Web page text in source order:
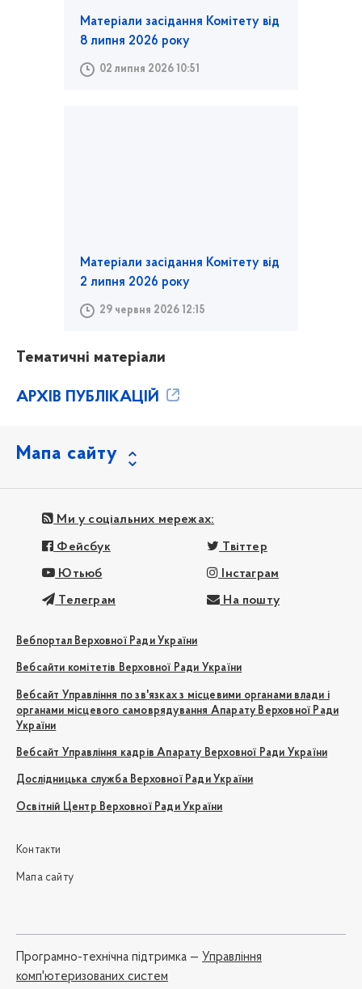
Матеріали засідання Комітету від
8 липня 2026 року
02 липня 2026 10:51
Матеріали засідання Комітету від
2 липня 2026 року
29 червня 2026 12:15
Тематичні матеріали
АРХІВ ПУБЛІКАЦІЙ
Мапа сайту
Ми у соціальних мережах:
Фейсбук Твіттер
Ютьюб Інстаграм
Телеграм На пошту
Вебпортал Верховної Ради України
Вебсайти комітетів Верховної Ради України
Вебсайт Управління по зв'язках з місцевими органами влади і
органами місцевого самоврядування Апарату Верховної Ради
України
Вебсайт Управління кадрів Апарату Верховної Ради України
Дослідницька служба Верховної Ради України
Освітній Центр Верховної Ради України
Контакти
Мапа сайту
Програмно-технічна підтримка — Управління
комп'ютеризованих систем